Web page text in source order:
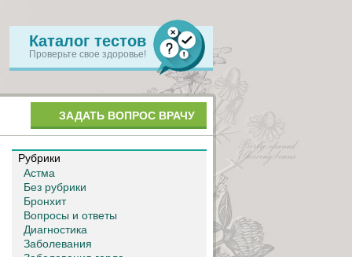
Каталог тестов
Проверьте свое здоровье!
ЗАДАТЬ ВОПРОС ВРАЧУ
Рубрики
Астма
Без рубрики
Бронхит
Вопросы и ответы
Диагностика
Заболевания